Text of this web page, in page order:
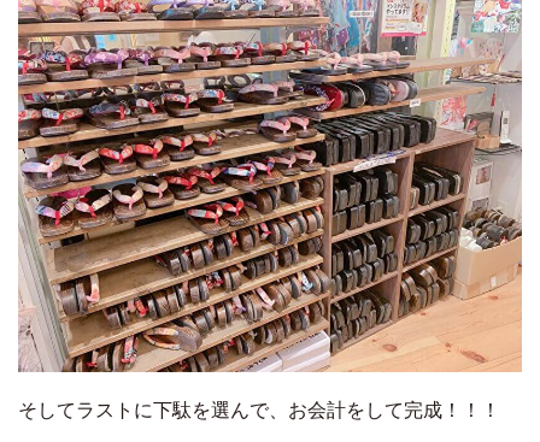
そしてラストに下駄を選んで、お会計をして完成！！！